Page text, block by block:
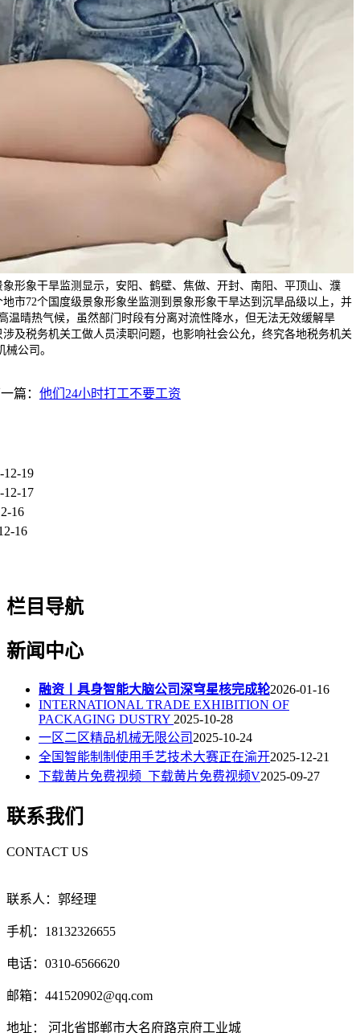
形象干旱监测显示，安阳、鹤壁、焦做、开封、南阳、平顶山、濮
市72个国度级景象形象坐监测到景象形象干旱达到沉旱品级以上，并
温晴热气候，虽然部门时段有分离对流性降水，但无法无效缓解旱
及税务机关工做人员渎职问题，也影响社会公允，终究各地税务机关
公司。
篇： 他们24小时打工不要工资
12-19
12-17
16
16
栏目导航
新闻中心
融资丨具身智能大脑公司深穹星核完成轮2026-01-16
INTERNATIONAL TRADE EXHIBITION OF
PACKAGING DUSTRY 2025-10-28
一区二区精品机械无限公司2025-10-24
全国智能制制使用手艺技术大赛正在渝开2025-12-21
下载黄片免费视频_下载黄片免费视频V2025-09-27
联系我们
CONTACT US
联系人：郭经理
手机：18132326655
电话：0310-6566620
邮箱：441520902@qq.com
地址： 河北省邯郸市大名府路京府工业城